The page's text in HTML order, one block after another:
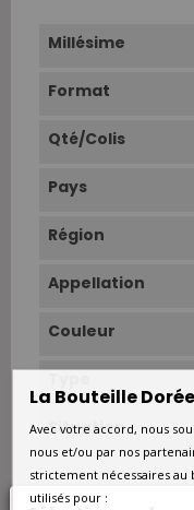
Millésime
Format
Qté/Colis
Pays
Région
Appellation
Couleur
Situation
La Bouteille
Avec votre accord, nous
nous et/ou par nos
strictement nécessaires au
utilisés pour :